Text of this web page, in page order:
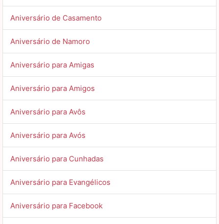
Aniversário de Casamento
Aniversário de Namoro
Aniversário para Amigas
Aniversário para Amigos
Aniversário para Avôs
Aniversário para Avós
Aniversário para Cunhadas
Aniversário para Evangélicos
Aniversário para Facebook